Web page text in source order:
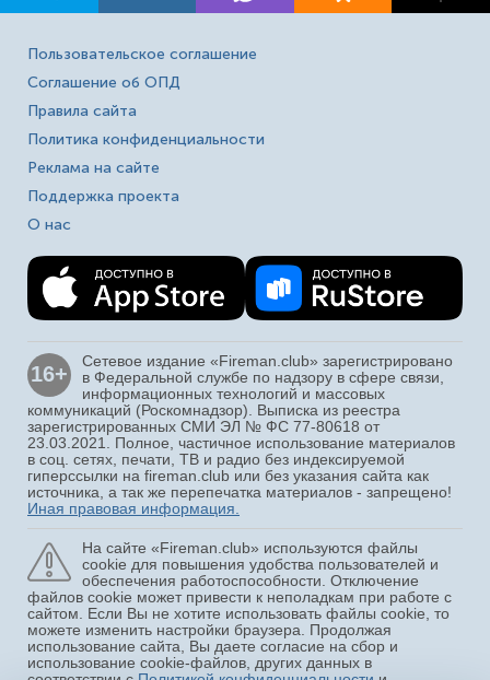
Пользовательское соглашение
Соглашение об ОПД
Правила сайта
Политика конфиденциальности
Реклама на сайте
Поддержка проекта
О нас
16+
Сетевое издание «Fireman.club» зарегистрировано
в Федеральной службе по надзору в сфере связи,
информационных технологий и массовых
коммуникаций (Роскомнадзор). Выписка из реестра
зарегистрированных СМИ ЭЛ № ФС 77-80618 от
23.03.2021. Полное, частичное использование материалов
в соц. сетях, печати, ТВ и радио без индексируемой
гиперссылки на fireman.club или без указания сайта как
источника, а так же перепечатка материалов - запрещено!
Иная правовая информация.
На сайте «Fireman.club» используются файлы
cookie для повышения удобства пользователей и
обеспечения работоспособности. Отключение
файлов cookie может привести к неполадкам при работе с
сайтом. Если Вы не хотите использовать файлы cookie, то
можете изменить настройки браузера. Продолжая
использование сайта, Вы даете согласие на сбор и
использование cookie-файлов, других данных в